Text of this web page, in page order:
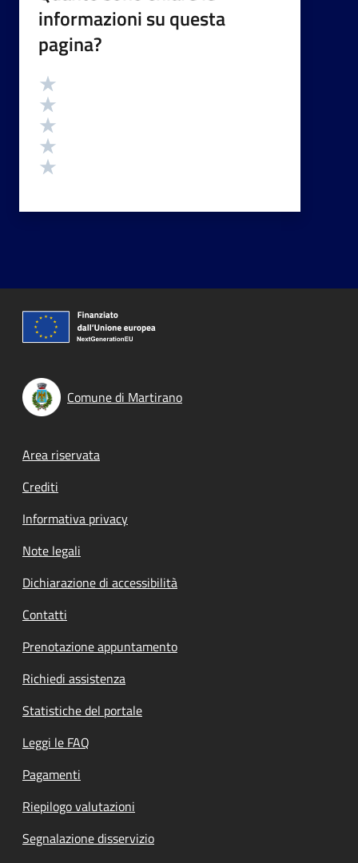
informazioni su questa
pagina?
Valutazione
Comune di Martirano
Footer menu
Area riservata
Crediti
Informativa privacy
Note legali
Dichiarazione di accessibilità
Contatti
Prenotazione appuntamento
Richiedi assistenza
Statistiche del portale
Leggi le FAQ
Pagamenti
Riepilogo valutazioni
Segnalazione disservizio